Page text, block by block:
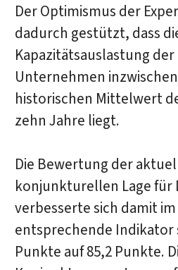
Der Optimismus der
dadurch gestützt, dass
Kapazitätsauslastung
Unternehmen
historischen Mittelwert
zehn Jahre liegt.
Die Bewertung der
konjunkturellen Lage für
verbesserte sich damit
entsprechende Indikator
Punkte auf 85,2 Punkte.